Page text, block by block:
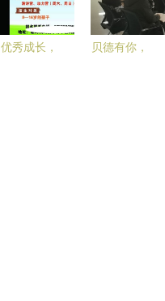
优秀成长，
贝德有你，